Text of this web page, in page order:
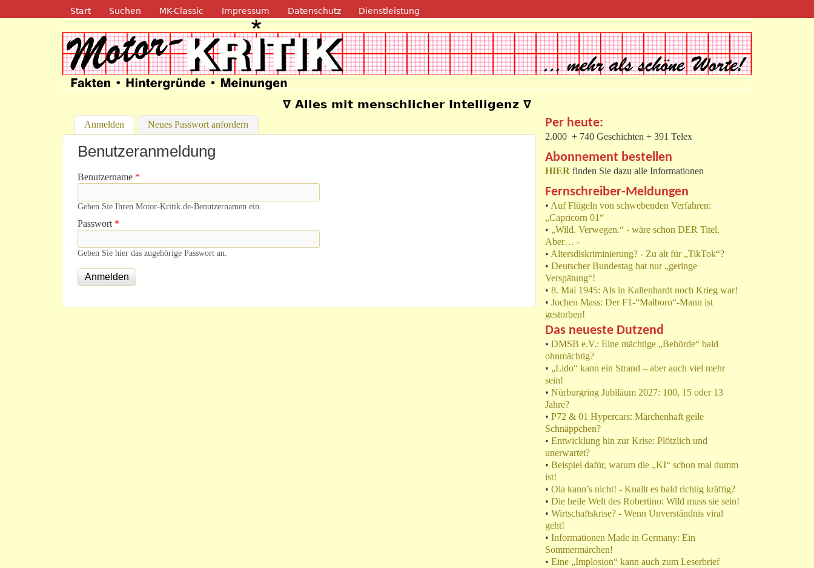
Direkt zum Inhalt
Navigation
Start Suchen MK-Classic Impressum Datenschutz Dienstleistung
Motor-Kritik.de∇ Alles mit menschlicher Intelligenz ∇
Anmelden (aktiver Reiter)
Neues Passwort anfordern
Benutzeranmeldung
Benutzername *
Geben Sie Ihren Motor-Kritik.de-Benutzernamen ein.
Passwort *
Geben Sie hier das zugehörige Passwort an.
Per heute:
2.000 + 740 Geschichten + 391 Telex
Abonnement bestellen
HIER finden Sie dazu alle Informationen
Fernschreiber-Meldungen
• Auf Flügeln von schwebenden Verfahren:
„Capricorn 01“
• „Wild. Verwegen.“ - wäre schon DER Titel.
Aber… -
• Altersdiskriminierung? - Zu alt für „TikTok“?
• Deutscher Bundestag hat nur „geringe
Verspätung“!
• 8. Mai 1945: Als in Kallenhardt noch Krieg war!
• Jochen Mass: Der F1-“Malboro“-Mann ist
gestorben!
Das neueste Dutzend
• DMSB e.V.: Eine mächtige „Behörde“ bald
ohnmächtig?
• „Lido“ kann ein Strand – aber auch viel mehr
sein!
• Nürburgring Jubiläum 2027: 100, 15 oder 13
Jahre?
• P72 & 01 Hypercars: Märchenhaft geile
Schnäppchen?
• Entwicklung hin zur Krise: Plötzlich und
unerwartet?
• Beispiel dafür, warum die „KI“ schon mal dumm
ist!
• Ola kann’s nicht! - Knallt es bald richtig kräftig?
• Die heile Welt des Robertino: Wild muss sie sein!
• Wirtschaftskrise? - Wenn Unverständnis viral
geht!
• Informationen Made in Germany: Ein
Sommermärchen!
• Eine „Implosion“ kann auch zum Leserbrief